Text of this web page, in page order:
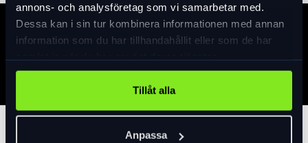
annons- och analysföretag som vi samarbetar med.
Dessa kan i sin tur kombinera informationen med annan
information som du har tillhandahållit eller som de har
Tillåt alla
Anpassa
Specifikation